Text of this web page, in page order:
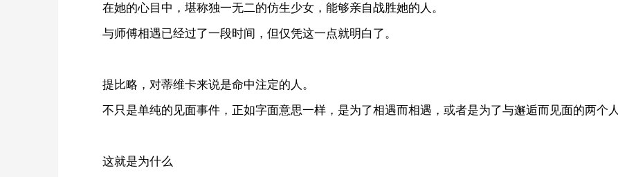
在她的心目中，堪称独一无二的仿生少女，能够亲自战胜她的人。
与师傅相遇已经过了一段时间，但仅凭这一点就明白了。
提比略，对蒂维卡来说是命中注定的人。
不只是单纯的见面事件，正如字面意思一样，是为了相遇而相遇，或者是为了与邂逅而见面的两个人
这就是为什么